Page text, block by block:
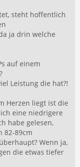
steht hoffentlich
ja drin welche
auf einem
Leistung die hat?!
Herzen liegt ist die
eine niedrigere
habe gelesen,
82-89cm
Wenn ja,
die etwas tiefer